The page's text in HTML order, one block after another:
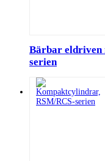
Bärbar eldriven
serien